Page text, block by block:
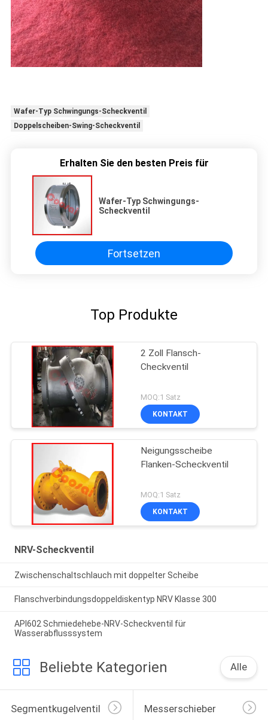
Wafer-Typ Schwingungs-Scheckventil
Doppelscheiben-Swing-Scheckventil
Erhalten Sie den besten Preis für
Wafer-Typ Schwingungs-
Scheckventil
Fortsetzen
Top Produkte
2 Zoll Flansch-
Checkventil
MOQ:1 Satz
KONTAKT
Neigungsscheibe
Flanken-Scheckventil
MOQ:1 Satz
KONTAKT
NRV-Scheckventil
Zwischenschaltschlauch mit doppelter Scheibe
Flanschverbindungsdoppeldiskentyp NRV Klasse 300
API602 Schmiedehebe-NRV-Scheckventil für
Wasserabflusssystem
Beliebte Kategorien Alle
Segmentkugelventil Messerschieber